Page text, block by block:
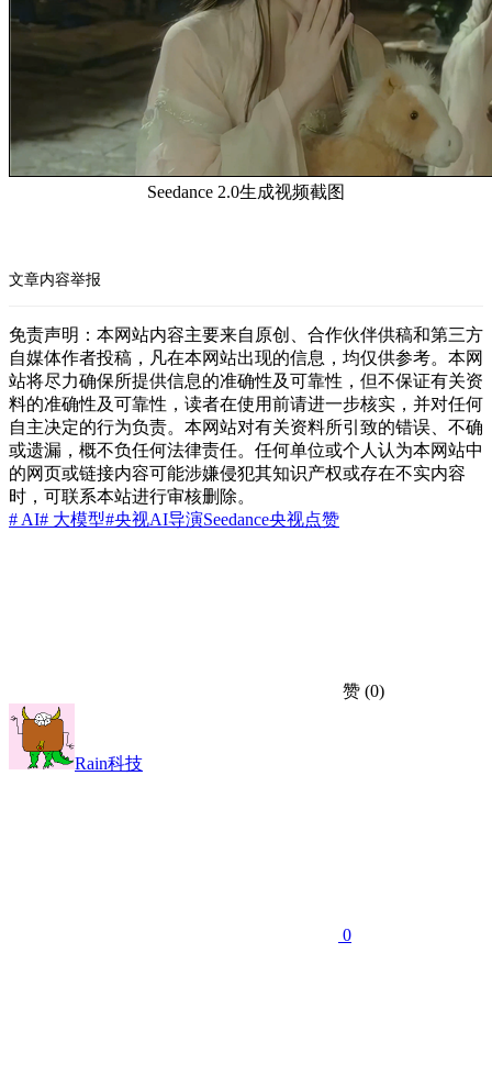
Seedance 2.0生成视频截图
文章内容举报
免责声明：本网站内容主要来自原创、合作伙伴供稿和第三方
自媒体作者投稿，凡在本网站出现的信息，均仅供参考。本网
站将尽力确保所提供信息的准确性及可靠性，但不保证有关资
料的准确性及可靠性，读者在使用前请进一步核实，并对任何
自主决定的行为负责。本网站对有关资料所引致的错误、不确
或遗漏，概不负任何法律责任。任何单位或个人认为本网站中
的网页或链接内容可能涉嫌侵犯其知识产权或存在不实内容
时，可联系本站进行审核删除。
# AI# 大模型#央视AI导演Seedance央视点赞
赞 (0)
Rain科技
0